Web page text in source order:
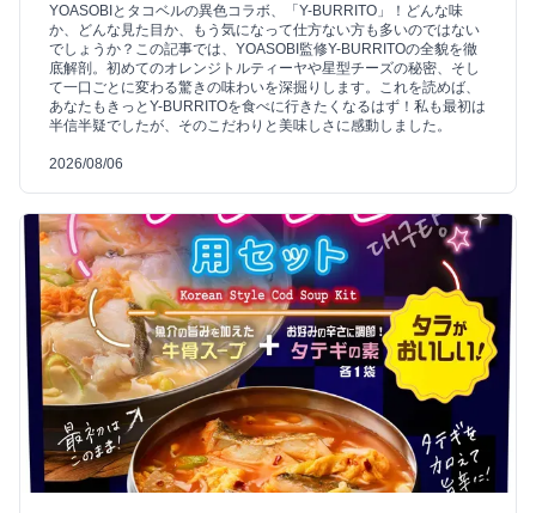
YOASOBIとタコベルの異色コラボ、「Y-BURRITO」！どんな味
か、どんな見た目か、もう気になって仕方ない方も多いのではない
でしょうか？この記事では、YOASOBI監修Y-BURRITOの全貌を徹
底解剖。初めてのオレンジトルティーヤや星型チーズの秘密、そし
て一口ごとに変わる驚きの味わいを深掘りします。これを読めば、
あなたもきっとY-BURRITOを食べに行きたくなるはず！私も最初は
半信半疑でしたが、そのこだわりと美味しさに感動しました。
2026/08/06